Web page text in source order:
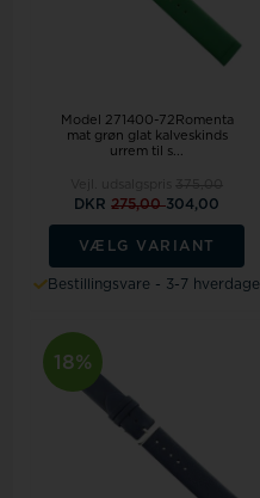
Model 271400-72Romenta
mat grøn glat kalveskinds
urrem til s...
DKR275,00304,00
VÆLG VARIANT
Bestillingsvare - 3-7 hverdage
18%